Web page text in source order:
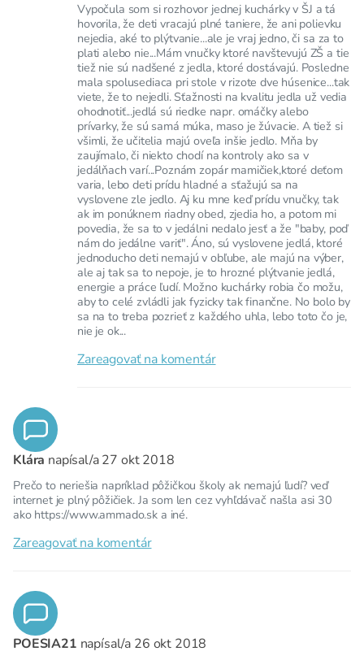
Vypočula som si rozhovor jednej kuchárky v ŠJ a tá
hovorila, že deti vracajú plné taniere, že ani polievku
nejedia, aké to plýtvanie...ale je vraj jedno, či sa za to
plati alebo nie...Mám vnučky ktoré navštevujú ZŠ a tie
tiež nie sú nadšené z jedla, ktoré dostávajú. Posledne
mala spolusediaca pri stole v rizote dve húsenice...tak
viete, že to nejedli. Sťažnosti na kvalitu jedla už vedia
ohodnotiť...jedlá sú riedke napr. omáčky alebo
prívarky, že sú samá múka, maso je žúvacie. A tiež si
všimli, že učitelia majú oveľa inšie jedlo. Mňa by
zaujímalo, či niekto chodí na kontroly ako sa v
jedálňach varí...Poznám zopár mamičiek,ktoré deťom
varia, lebo deti prídu hladné a sťažujú sa na
vyslovene zle jedlo. Aj ku mne keď prídu vnučky, tak
ak im ponúknem riadny obed, zjedia ho, a potom mi
povedia, že sa to v jedálni nedalo jesť a že "baby, poď
nám do jedálne variť". Áno, sú vyslovene jedlá, ktoré
jednoducho deti nemajú v obľube, ale majú na výber,
ale aj tak sa to nepoje, je to hrozné plýtvanie jedlá,
energie a práce ľudí. Možno kuchárky robia čo možu,
aby to celé zvládli jak fyzicky tak finančne. No bolo by
sa na to treba pozrieť z každého uhla, lebo toto čo je,
nie je ok...
Zareagovať na komentár
Klára napísal/a27 okt 2018
Prečo to neriešia napríklad pôžičkou školy ak nemajú ľudí? veď
internet je plný pôžičiek. Ja som len cez vyhľdávač našla asi 30
ako https://www.ammado.sk a iné.
Zareagovať na komentár
POESIA21 napísal/a 26 okt 2018